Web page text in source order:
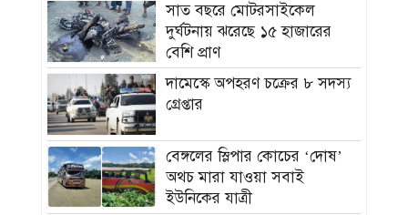
সাত বছরে মোটরসাইকেল
দুর্ঘটনায় ঝরেছে ১৫ হাজারের
বেশি প্রাণ
দামেস্কে অপহরণ চক্রের ৮ সদস্য
গ্রেপ্তার
বেঙ্গলের স্লিপার কোচের ‘দোষ’
অথচ মারা যাওয়া সবাই
ইউনিকের যাত্রী